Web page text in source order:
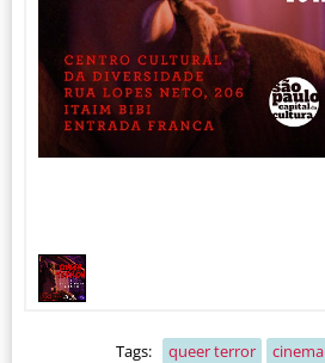
Tags: queer terror cinema